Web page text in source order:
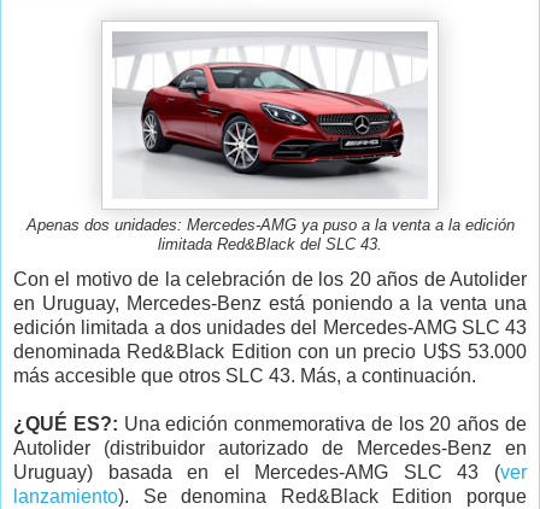
Apenas dos unidades: Mercedes-AMG ya puso a la venta a la edición
limitada Red&Black del SLC 43.
Con el motivo de la celebración de los 20 años de Autolider
en Uruguay, Mercedes-Benz está poniendo a la venta una
edición limitada a dos unidades del Mercedes-AMG SLC 43
denominada Red&Black Edition con un precio U$S 53.000
más accesible que otros SLC 43. Más, a continuación.
¿QUÉ ES?: Una edición conmemorativa de los 20 años de
Autolider (distribuidor autorizado de Mercedes-Benz en
Uruguay) basada en el Mercedes-AMG SLC 43 (ver
lanzamiento). Se denomina Red&Black Edition porque